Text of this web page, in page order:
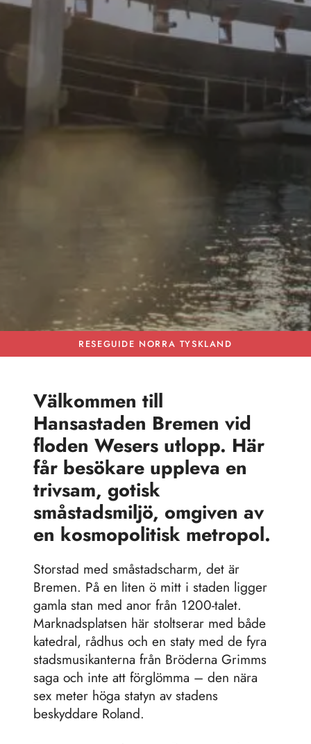
RESEGUIDE NORRA TYSKLAND
Välkommen till
Hansastaden Bremen vid
floden Wesers utlopp. Här
får besökare uppleva en
trivsam, gotisk
småstadsmiljö, omgiven av
en kosmopolitisk metropol.
Bremen. På en liten ö mitt i staden ligger
gamla stan med anor från 1200-talet.
Marknadsplatsen här stoltserar med både
katedral, rådhus och en staty med de fyra
stadsmusikanterna från Bröderna Grimms
saga och inte att förglömma – den nära
sex meter höga statyn av stadens
beskyddare Roland.